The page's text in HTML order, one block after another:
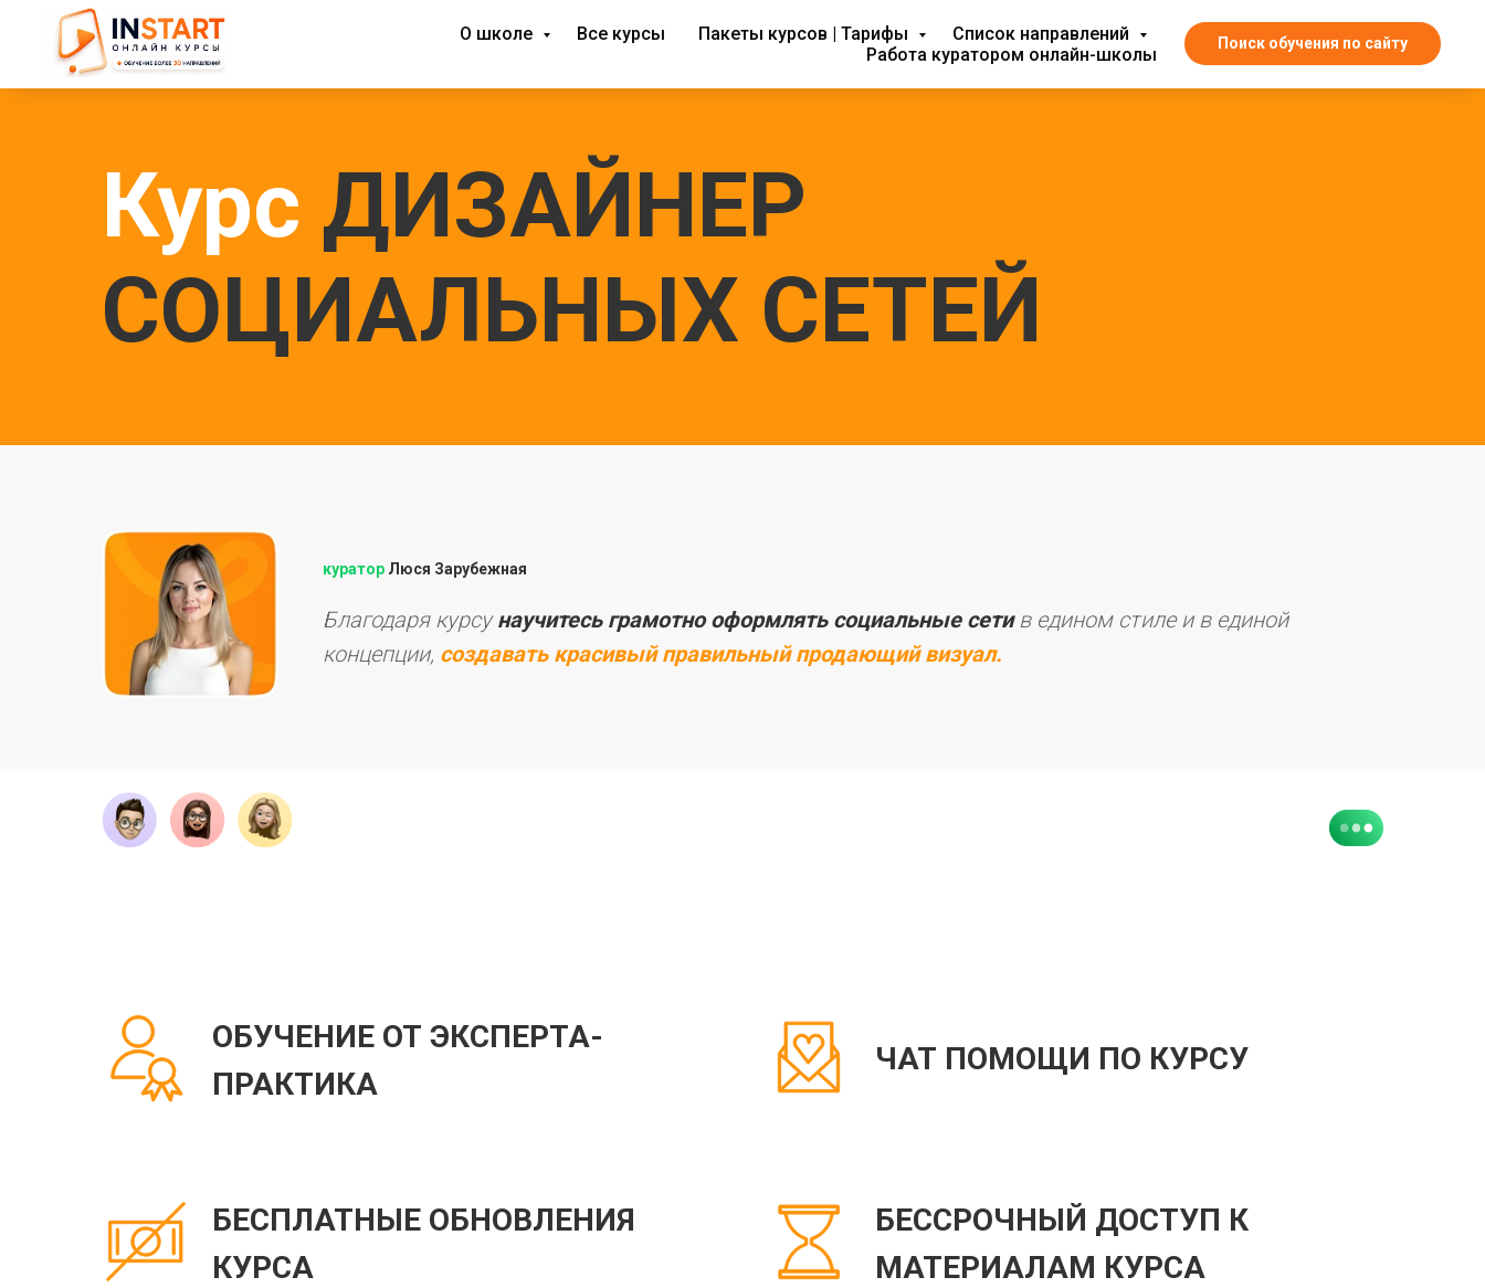
О школе Все курсы Пакеты курсов | Тарифы
Список направлений
Работа куратором онлайн-школы
Поиск обучения по сайту
Курс ДИЗАЙНЕР
СОЦИАЛЬНЫХ СЕТЕЙ
куратор Люся Зарубежная
Благодаря курсунаучитесь грамотно оформлять социальные сетив едином стиле и в единой
концепции, создавать красивый правильный продающий визуал.
ОБУЧЕНИЕ ОТ ЭКСПЕРТА-
ПРАКТИКА
ЧАТ ПОМОЩИ ПО КУРСУ
БЕСПЛАТНЫЕ ОБНОВЛЕНИЯ
КУРСА
БЕССРОЧНЫЙ ДОСТУП К
МАТЕРИАЛАМ КУРСА